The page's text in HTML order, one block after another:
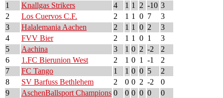
1
Knallgas Strikers 4 1 1 2 -10 3
2
Los Cuervos C.F. 2 1 1 0 7
3
3
Halalemania Aachen 2 1 1 0 2
3
4
FVV Bier 2 1 1 0 1
3
5
Aachina 3 1 0 2 -2
2
6
1.FC Bierunion West 2 1 0 1 -1
2
7
FC Tango 1 1 0 0 5
2
8
SV Barfuss Bethlehem 2 0 0 2 -2
0
9
AschenBallsport Champions 0 0 0 0 0 0